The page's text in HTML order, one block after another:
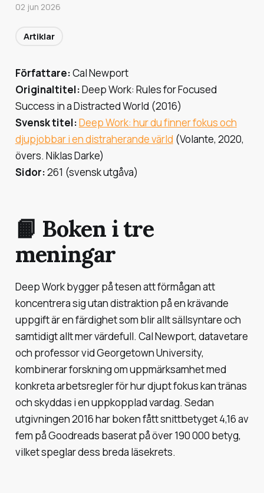
Författare:Cal Newport
Originaltitel:Deep Work: Rules for Focused
Success in a Distracted World (2016)
Svensk titel:Deep Work: hur du finner fokus och
djupjobbar i en distraherande värld (Volante, 2020,
övers. Niklas Darke)
Sidor:261 (svensk utgåva)
📙 Boken i tre
meningar
Deep Work bygger på tesen att förmågan att
koncentrera sig utan distraktion på en krävande
uppgift är en färdighet som blir allt sällsyntare och
samtidigt allt mer värdefull. Cal Newport, datavetare
och professor vid Georgetown University,
kombinerar forskning om uppmärksamhet med
konkreta arbetsregler för hur djupt fokus kan tränas
och skyddas i en uppkopplad vardag. Sedan
utgivningen 2016 har boken fått snittbetyget 4,16 av
fem på Goodreads baserat på över 190 000 betyg,
vilket speglar dess breda läsekrets.
02 jun 2026
Artiklar